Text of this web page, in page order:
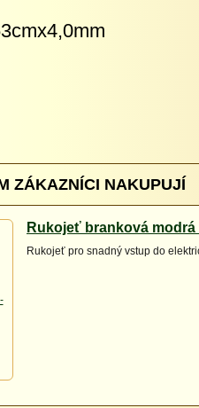
ZÁKAZNÍCI NAKUPUJÍ
Rukojeť branková
Rukojeť pro snadný vstup do